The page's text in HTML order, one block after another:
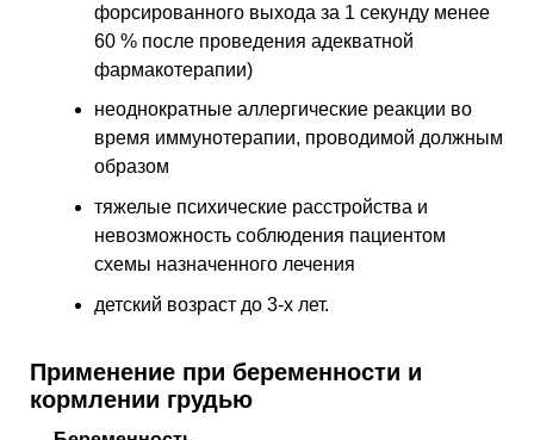
форсированного выхода за 1 секунду менее
60 % после проведения адекватной
фармакотерапии)
неоднократные аллергические реакции во
время иммунотерапии, проводимой должным
образом
тяжелые психические расстройства и
невозможность соблюдения пациентом
схемы назначенного лечения
детский возраст до 3-х лет.
Применение при беременности и
кормлении грудью